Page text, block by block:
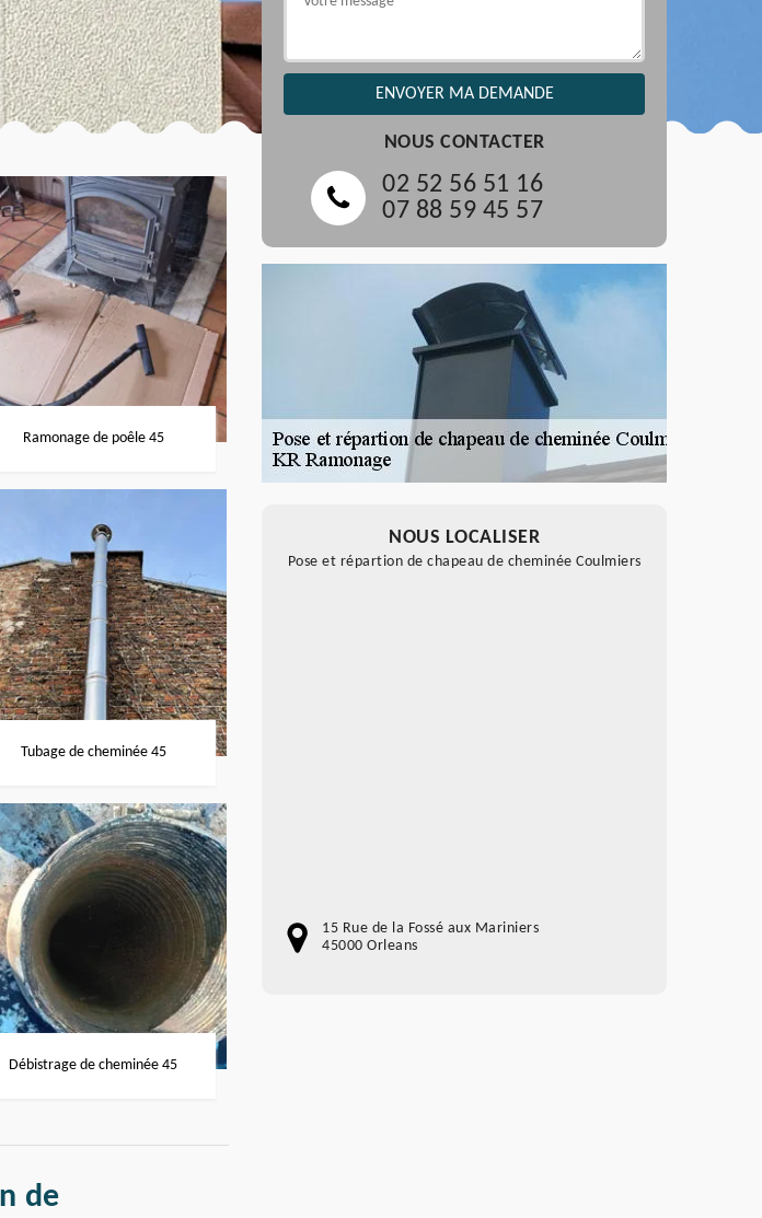
Ramonage de poêle 45
Tubage de cheminée 45
Débistrage de cheminée 45
de
NOUS CONTACTER
02 52 56 51 16
07 88 59 45 57
NOUS LOCALISER
Pose et répartion de chapeau de cheminée Coulmiers
15 Rue de la Fossé aux Mariniers
45000 Orleans